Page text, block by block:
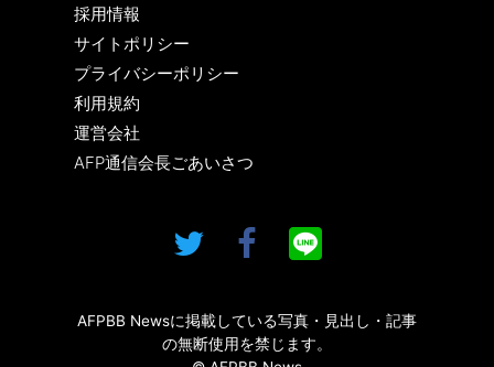
採用情報
サイトポリシー
プライバシーポリシー
利用規約
運営会社
AFP通信会長ごあいさつ
AFPBB Newsに掲載している写真・見出し・記事
の無断使用を禁じます。